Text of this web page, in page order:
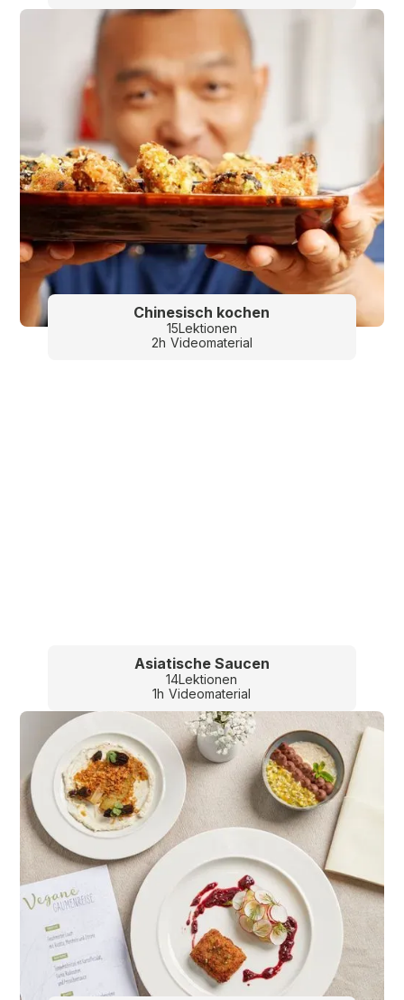
Chinesisch kochen
15Lektionen
2h Videomaterial
Asiatische Saucen
14Lektionen
1h Videomaterial